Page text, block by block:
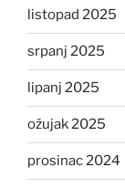
listopad 2025
srpanj 2025
lipanj 2025
ožujak 2025
prosinac 2024